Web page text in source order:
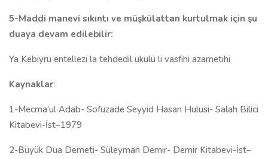
5-Maddi manevi sıkıntı ve müşkülattan kurtulmak için şu
duaya devam edilebilir:
Ya Kebiyru entellezi la tehdedil ukulü li vasfihi azametihi
Kaynaklar:
1-Mecma’ul Adab- Sofuzade Seyyid Hasan Hulusi- Salah Bilici
Kitabevi-İst–1979
2-Büyük Dua Demeti- Süleyman Demir- Demir Kitabevi-İst–